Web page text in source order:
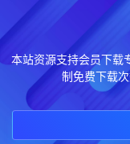
本站资源支持会员下载
制免费下载